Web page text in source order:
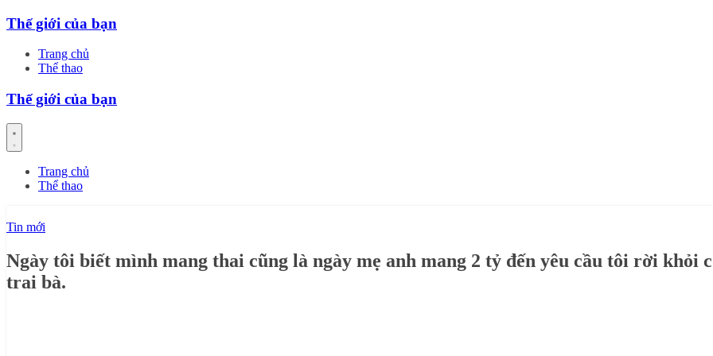
Skip
content
Thế giới của bạn
Trang chủ
Thể thao
Thế giới của bạn
Trang chủ
Thể thao
Tin mới
Ngày tôi biết mình mang thai cũng là ngày mẹ anh mang 2 tỷ đến yêu cầu tôi rời khỏi
trai bà.